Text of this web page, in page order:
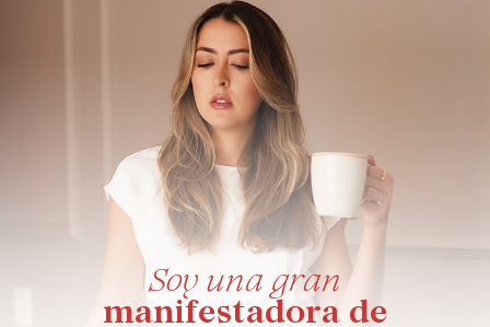
Soy una gran
manifestadora de